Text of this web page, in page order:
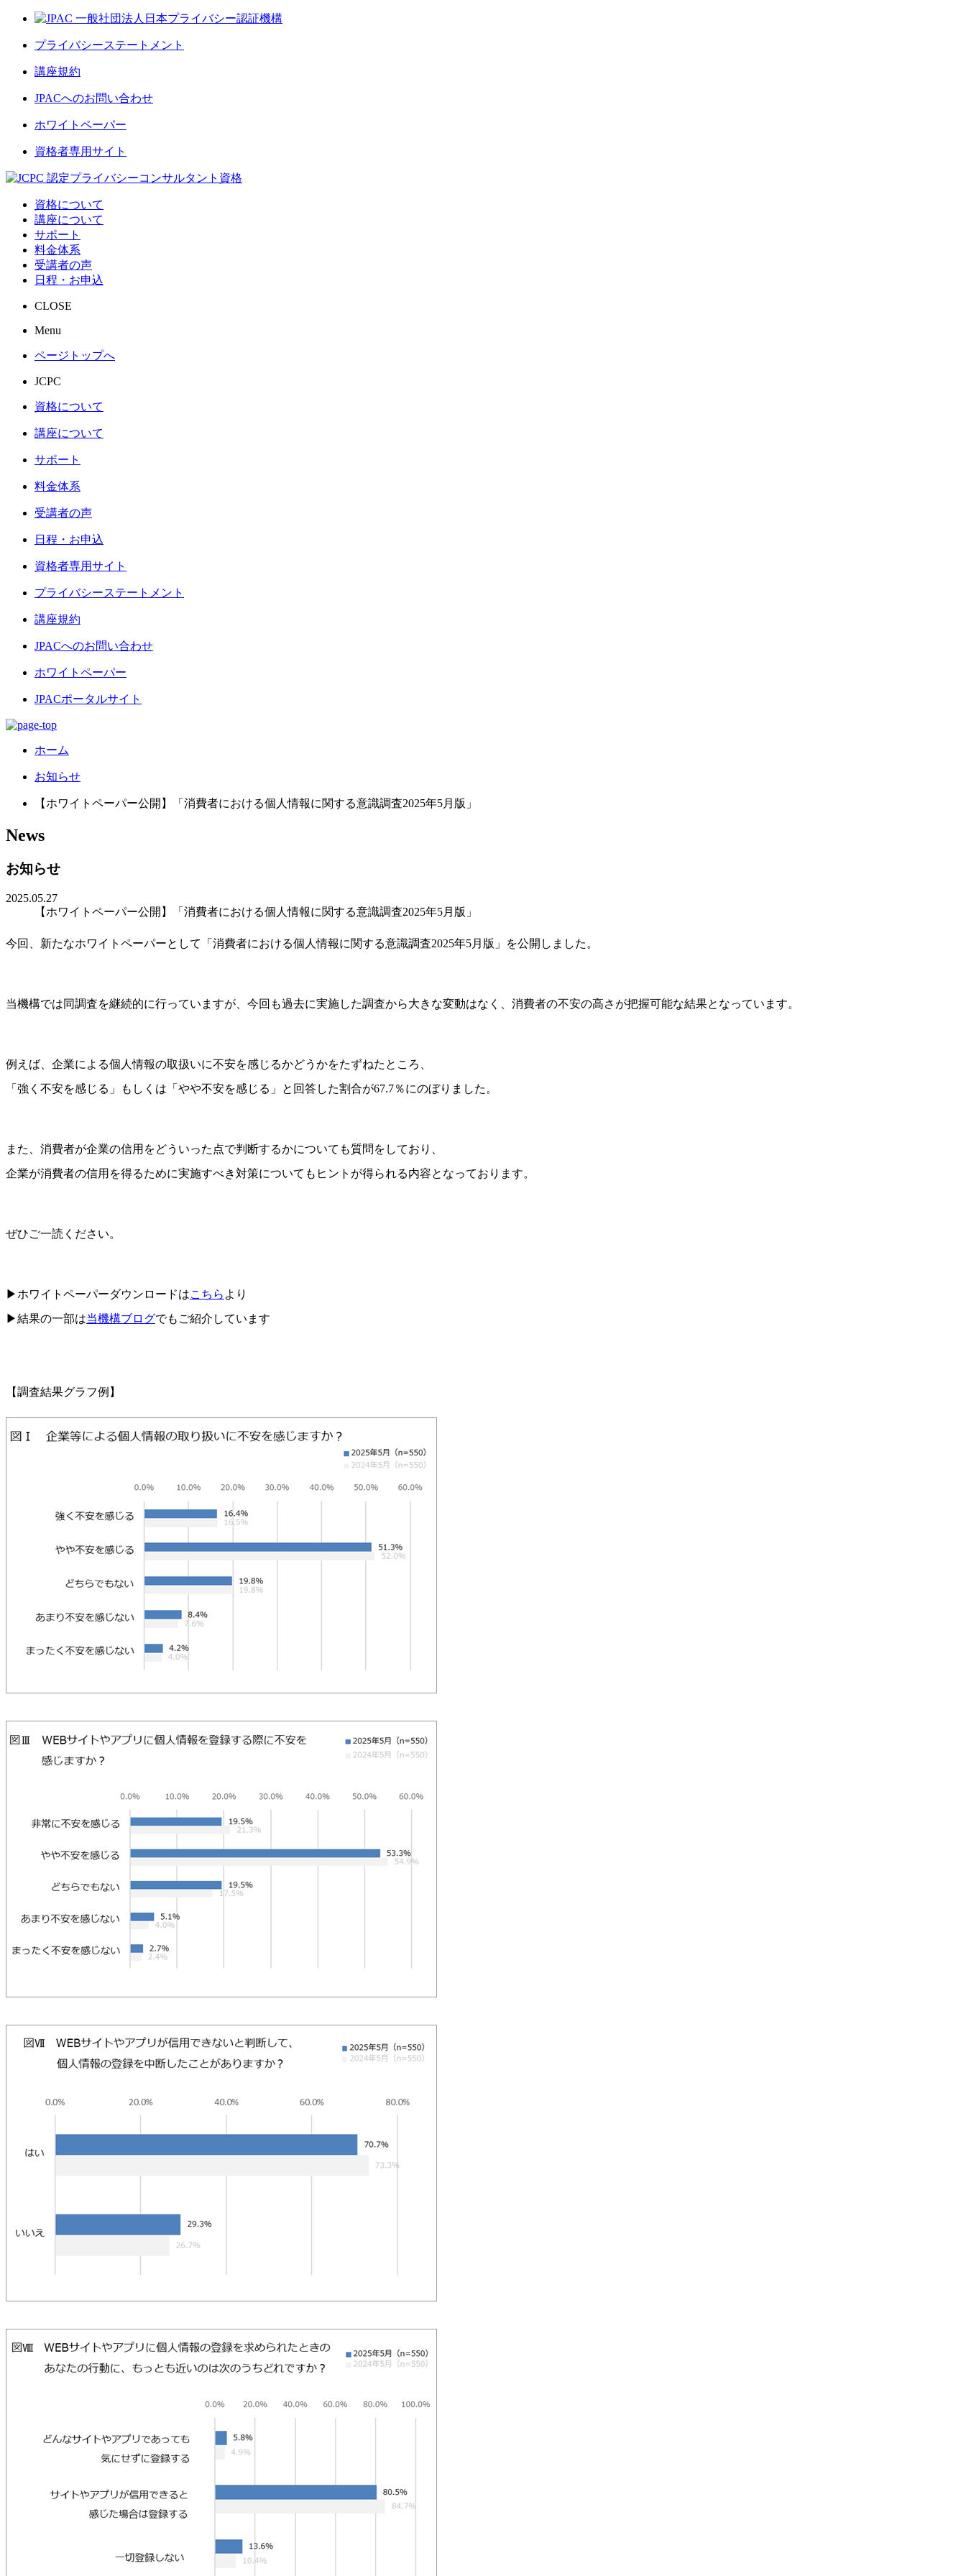
プライバシーステートメント
講座規約
JPACへのお問い合わせ
ホワイトペーパー
資格者専用サイト
資格について
講座について
サポート
料金体系
受講者の声
日程・お申込
CLOSE
Menu
ページトップへ
JCPC
資格について
講座について
サポート
料金体系
受講者の声
日程・お申込
資格者専用サイト
プライバシーステートメント
講座規約
JPACへのお問い合わせ
ホワイトペーパー
JPACポータルサイト
ホーム
お知らせ
【ホワイトペーパー公開】「消費者における個人情報に関する意識調査2025年5月版」
News
お知らせ
2025.05.27
【ホワイトペーパー公開】「消費者における個人情報に関する意識調査2025年5月版」
今回、新たなホワイトペーパーとして「消費者における個人情報に関する意識調査2025年5月版」を公開しました。
当機構では同調査を継続的に行っていますが、今回も過去に実施した調査から大きな変動はなく、消費者の不安の高さが把握可能な結果となっています。
例えば、企業による個人情報の取扱いに不安を感じるかどうかをたずねたところ、
「強く不安を感じる」もしくは「やや不安を感じる」と回答した割合が67.7％にのぼりました。
また、消費者が企業の信用をどういった点で判断するかについても質問をしており、
企業が消費者の信用を得るために実施すべき対策についてもヒントが得られる内容となっております。
ぜひご一読ください。
▶ホワイトペーパーダウンロードはこちら より
▶結果の一部は当機構ブログでもご紹介しています
【調査結果グラフ例】